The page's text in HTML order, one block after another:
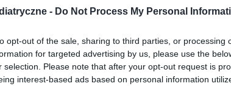
- Do Not Process My Personal
opt-out of the sale, sharing to third parties, or processing
for targeted advertising by us, please use the
selection. Please note that after your opt-out request is
interest-based ads based on personal information
się jako pierwsze. Jako ostatnie
(dłonie, stopy).
zmian skórnych jest ich swędzenie,